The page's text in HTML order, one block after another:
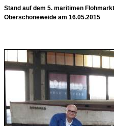
Stand auf dem 5. maritimen
Oberschöneweide am 16.05.2015